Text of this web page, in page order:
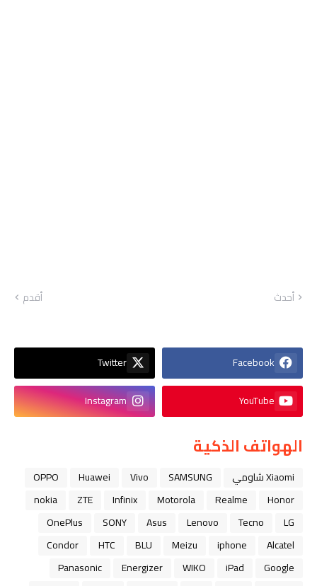
أحدث أقدم
Facebook
Twitter
YouTube
Instagram
الهواتف الذكية
Xiaomi شاومي SAMSUNG
Vivo
Huawei
OPPO
Honor
Realme
Motorola
Infinix
ZTE
nokia
LG
Tecno
Lenovo
Asus
SONY
OnePlus
Alcatel
iphone
Meizu
BLU
HTC
Condor
Google
iPad
WIKO
Energizer
Panasonic